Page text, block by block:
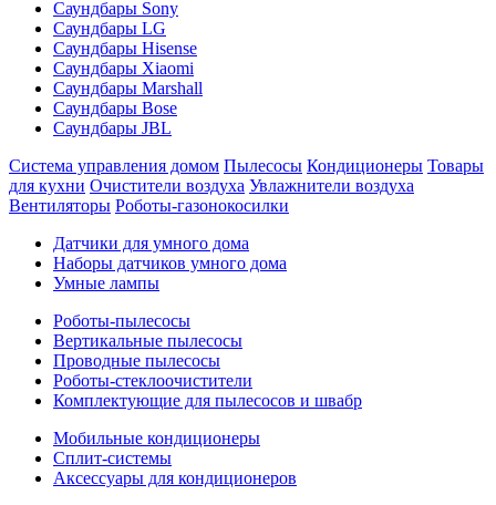
Саундбары Sony
Саундбары LG
Саундбары Hisense
Саундбары Xiaomi
Саундбары Marshall
Саундбары Bose
Саундбары JBL
Система управления домом Пылесосы Кондиционеры Товары
для кухни Очистители воздуха Увлажнители воздуха
Вентиляторы Роботы-газонокосилки
Датчики для умного дома
Наборы датчиков умного дома
Умные лампы
Роботы-пылесосы
Вертикальные пылесосы
Проводные пылесосы
Роботы-стеклоочистители
Комплектующие для пылесосов и швабр
Мобильные кондиционеры
Сплит-системы
Аксессуары для кондиционеров